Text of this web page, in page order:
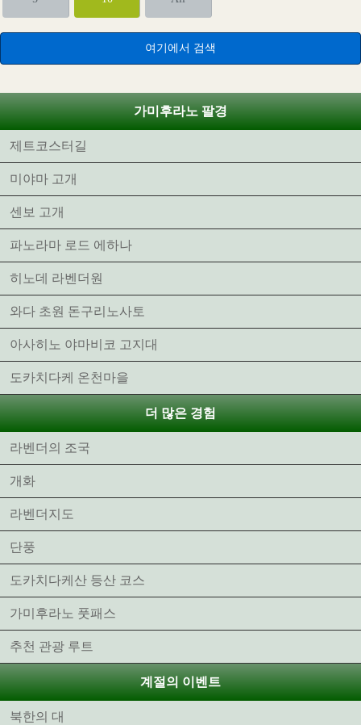
가미후라노 팔경
제트코스터길
미야마 고개
센보 고개
파노라마 로드 에하나
히노데 라벤더원
와다 초원 돈구리노사토
아사히노 야마비코 고지대
도카치다케 온천마을
더 많은 경험
라벤더의 조국
개화
라벤더지도
단풍
도카치다케산 등산 코스
가미후라노 풋패스
추천 관광 루트
계절의 이벤트
북한의 대